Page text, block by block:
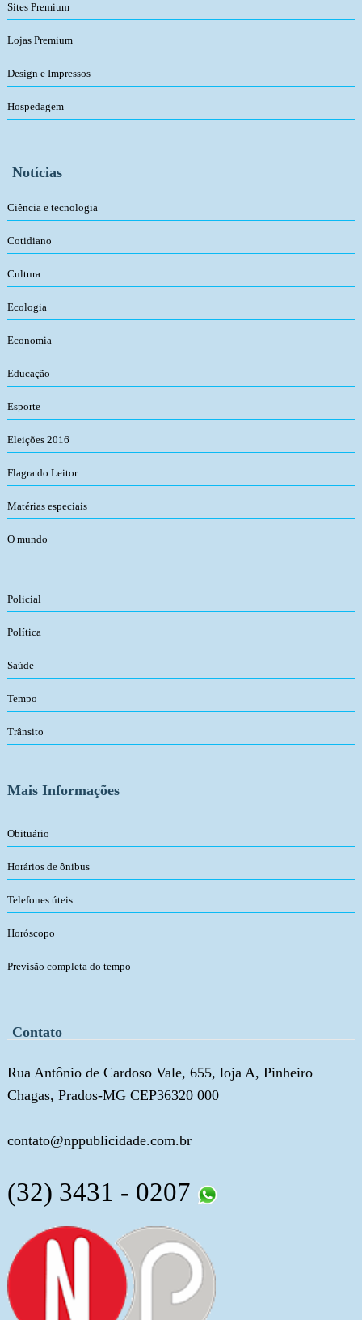
Sites Premium
Lojas Premium
Design e Impressos
Hospedagem
Notícias
Ciência e tecnologia
Cotidiano
Cultura
Ecologia
Economia
Educação
Esporte
Eleições 2016
Flagra do Leitor
Matérias especiais
O mundo
Policial
Política
Saúde
Tempo
Trânsito
Mais Informações
Obituário
Horários de ônibus
Telefones úteis
Horóscopo
Previsão completa do tempo
Contato
Rua Antônio de Cardoso Vale, 655, loja A, Pinheiro
Chagas, Prados-MG CEP36320 000
contato@nppublicidade.com.br
(32) 3431 - 0207